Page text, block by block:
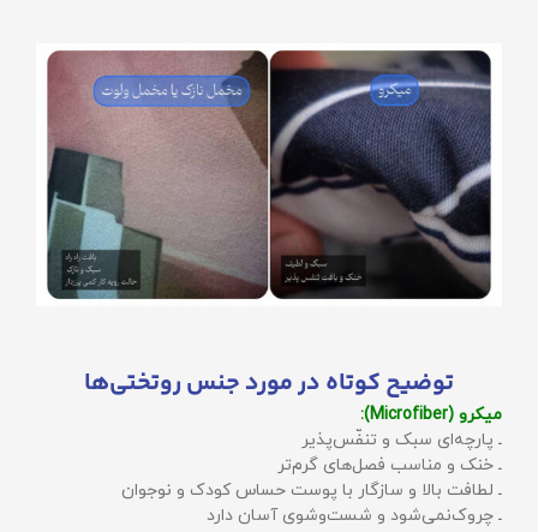
توضیح کوتاه در مورد جنس روتختی‌ها
میکرو (Microfiber):
ـ پارچه‌ای سبک و تنفّس‌پذیر
ـ خنک و مناسب فصل‌های گرم‌تر
ـ لطافت بالا و سازگار با پوست حساس کودک و نوجوان
ـ چروک‌نمی‌شود و شست‌وشوی آسان دارد